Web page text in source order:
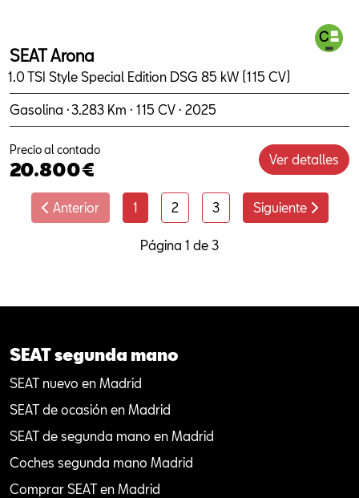
SEAT Arona
1.0 TSI Style Special Edition DSG 85 kW (115 CV)
Gasolina · 3.283 Km · 115 CV · 2025
Precio al contado
20.800€ Ver detalles
Anterior 1 2 3 Siguiente
Página 1 de 3
SEAT segunda mano
SEAT nuevo en Madrid
SEAT de ocasión en Madrid
SEAT de segunda mano en Madrid
Coches segunda mano Madrid
Comprar SEAT en Madrid